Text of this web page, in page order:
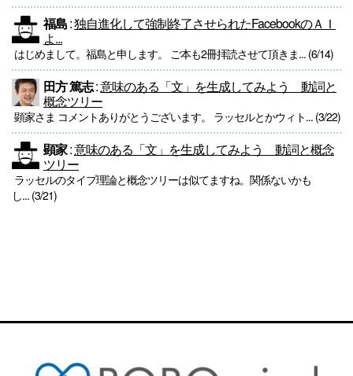
福島:独自進化して強制終了させられたFacebookのＡＩ
よ...
はじめまして。福島と申します。 ご本も2冊拝読させて頂きま... (6/14)
田方 篤志:意味のある「文」を生成してみよう 動詞と
概念ツリー
顕家さま コメントありがとうございます。 ラッセルとかウィト... (3/22)
顕家:意味のある「文」を生成してみよう 動詞と概念
ツリー
ラッセルのタイプ理論と概念ツリーは似てますね。関係ないかも
し... (3/21)